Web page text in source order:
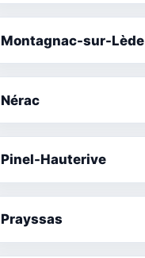
Montagnac-sur-Lède
Nérac
Pinel-Hauterive
Prayssas